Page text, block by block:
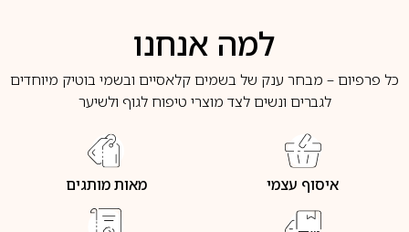
למה אנחנו
כל פרפיום – מבחר ענק של בשמים קלאסיים ובשמי בוטיק מיוחדים
לגברים ונשים לצד מוצרי טיפוח לגוף ולשיער
איסוף עצמי מאות מותגים